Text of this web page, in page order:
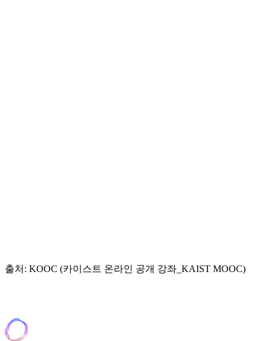
출처: KOOC (카이스트 온라인 공개 강좌_KAIST MOOC)